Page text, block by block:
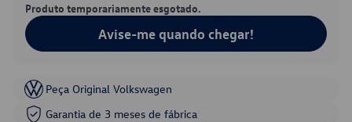
Produto temporariamente esgotado.
Avise-me quando chegar!
Peça Original Volkswagen
Garantia de 3 meses de fábrica